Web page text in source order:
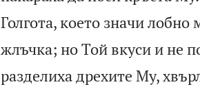
Голгота, което значи лобно
жлъчка; но Той вкуси и не
разделиха дрехите Му,